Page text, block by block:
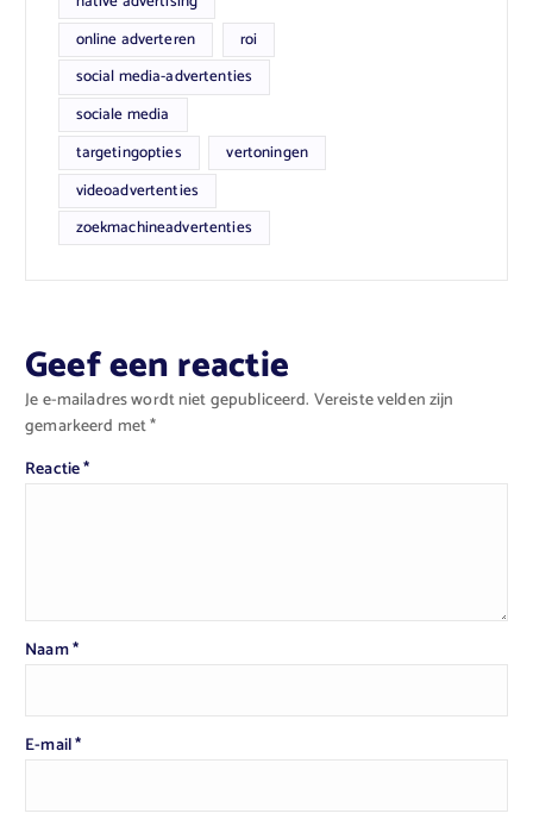
online adverteren
roi
social media-advertenties
sociale media
targetingopties
vertoningen
videoadvertenties
zoekmachineadvertenties
Geef een reactie
Je e-mailadres wordt niet gepubliceerd. Vereiste velden zijn
gemarkeerd met*
Reactie*
Naam*
E-mail*